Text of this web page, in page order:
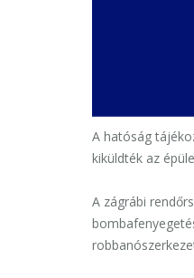
A hatóság
kiküldték az
A zágrábi